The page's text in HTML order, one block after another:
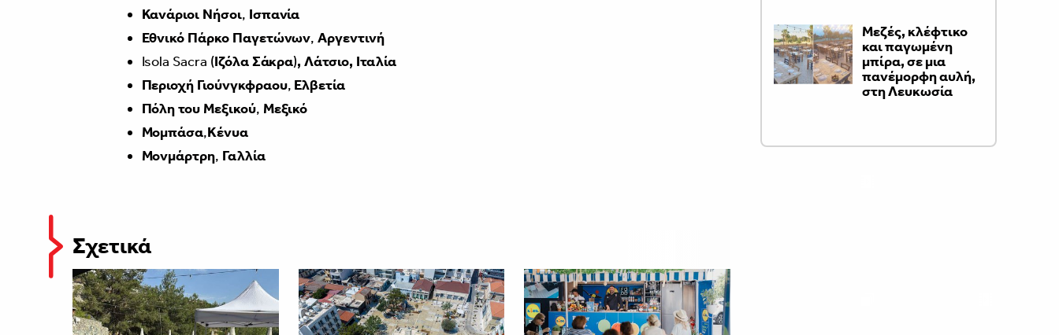
Κανάριοι Νήσοι, Ισπανία
Εθνικό Πάρκο Παγετώνων,Αργεντινή
Isola Sacra (Ιζόλα Σάκρα), Λάτσιο, Ιταλία
Περιοχή Γιούνγκφραου, Ελβετία
Πόλη του Μεξικού, Μεξικό
Μομπάσα,Κένυα
Μονμάρτρη, Γαλλία
Σχετικά
Μεζές, κλέφτικο
και παγωμένη
μπίρα, σε μια
πανέμορφη αυλή,
στη Λευκωσία